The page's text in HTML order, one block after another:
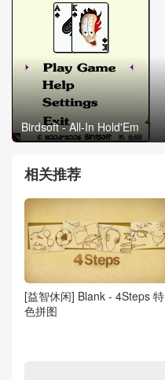
Birdsoft - All-In Hold'Em
相关推荐
[益智休闲] Blank - 4Steps 特
色拼图